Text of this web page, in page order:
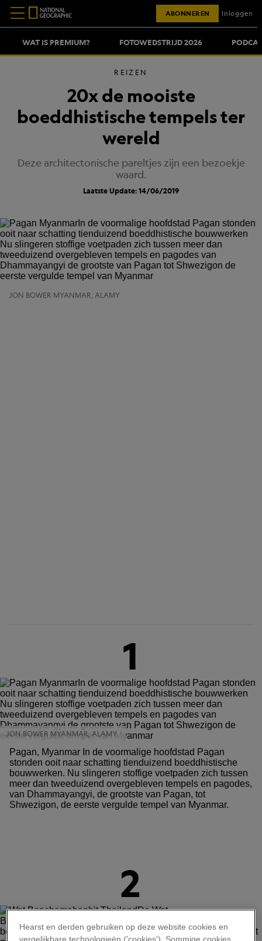
WAT IS PREMIUM? FOTOWEDSTRIJD 2026
ABONNEREN Inloggen
REIZEN
20x de mooiste
boeddhistische tempels ter
wereld
Deze architectonische pareltjes zijn een bezoekje
waard.
Laatste Update: 14/06/2019
JON BOWER MYANMAR, ALAMY
1
JON BOWER MYANMAR, ALAMY
Pagan, Myanmar In de voormalige hoofdstad Pagan
stonden ooit naar schatting tienduizend boeddhistische
bouwwerken. Nu slingeren stoffige voetpaden zich tussen
meer dan tweeduizend overgebleven tempels en pagodes,
van Dhammayangyi, de grootste van Pagan, tot
Shwezigon, de eerste vergulde tempel van Myanmar.
2
Hearst en derden gebruiken op deze website cookies en
vergelijkbare technologieën ('cookies'). Sommige cookies